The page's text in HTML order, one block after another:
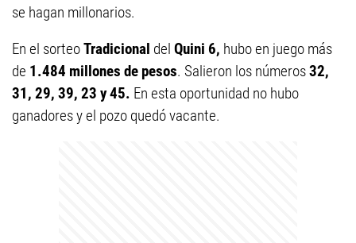
se hagan millonarios.
En el sorteoTradicional del Quini 6, hubo en juego más
de 1.484 millones de pesos. Salieron los números32,
31, 29, 39, 23 y 45. En esta oportunidad no hubo
ganadores y el pozo quedó vacante.